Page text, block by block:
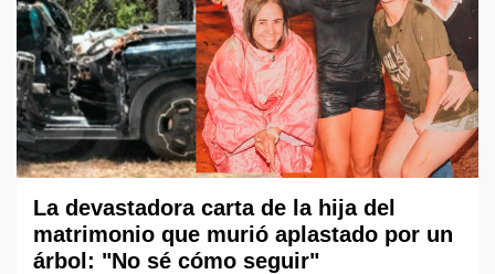
La devastadora carta de la hija del
matrimonio que murió aplastado por un
árbol: "No sé cómo seguir"